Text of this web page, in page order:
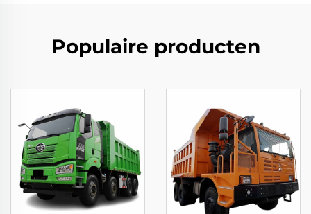
Populaire producten